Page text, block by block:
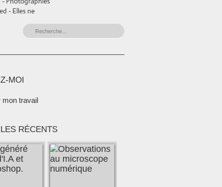
- Elles ne
MOI
mon travail
RÉCENTS